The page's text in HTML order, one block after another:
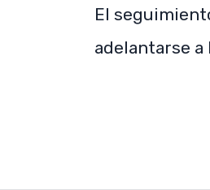
El
adelantarse a